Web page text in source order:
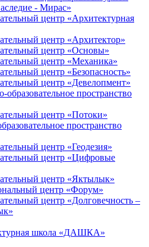
- Мирас»
центр «Архитектурная
центр «Архитектор»
центр «Основы»
центр «Механика»
центр «Безопасность»
центр «Девелопмент»
пространство
центр «Потоки»
пространство
центр «Геодезия»
центр «Цифровые
центр «Яктылык»
центр «Форум»
центр «Долговечность –
школа «ДАШКА»